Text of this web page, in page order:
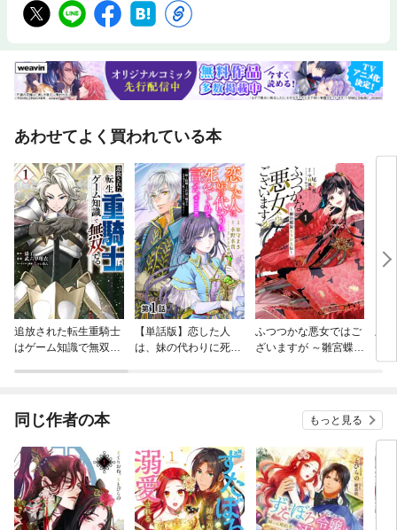
あわせてよく買われている本
追放された転生重騎士
はゲーム知識で無双す
【単話版】恋した人
は、妹の代わりに死ん
ふつつかな悪女ではご
ざいますが ～雛宮蝶鼠
土
同じ作者の本 もっと見る